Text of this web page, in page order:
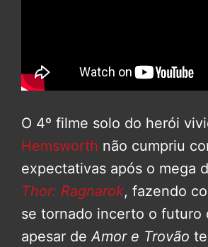
O 4º filme solo do herói
Hemsworth não cumpriu
expectativas após o mega
Thor: Ragnarok, fazendo
se tornado incerto o futuro
apesar deAmor e Trovão